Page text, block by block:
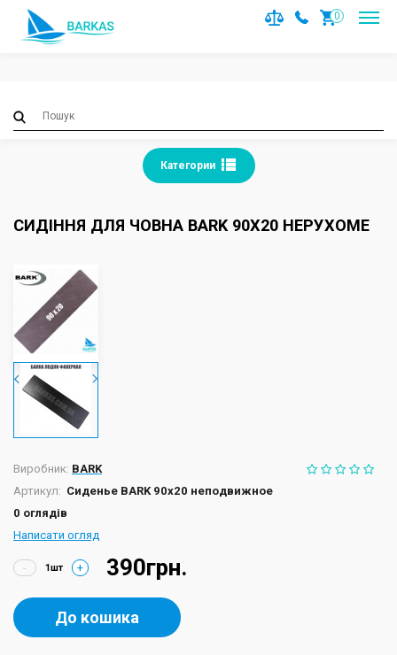
Notice
: Trying to access array offset on value of type null in
/var/www/barkas/data/www/barkas.com.ua/catalog/
on line36
0
Категории
СИДІННЯ ДЛЯ ЧОВНА BARK 90Х20 НЕРУХОМЕ
Виробник: BARK
Артикул: Сиденье BARK 90х20 неподвижное
0 оглядів
Написати огляд
- + 390грн.
До кошика